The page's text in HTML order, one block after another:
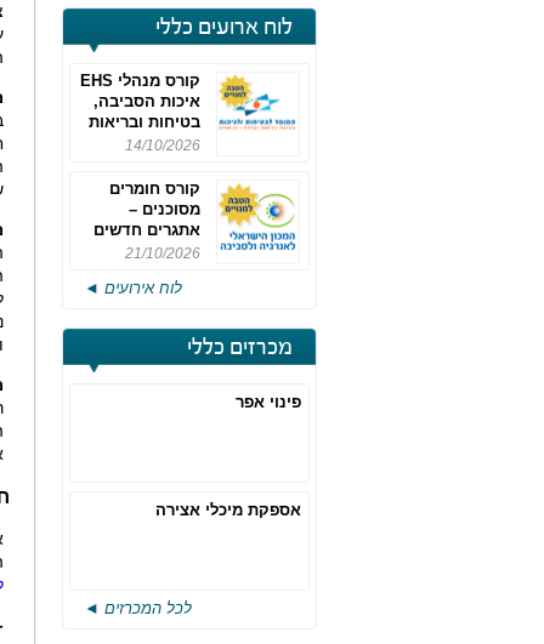
לוח ארועים כללי
קורס מנהלי EHS
איכות הסביבה,
בטיחות ובריאות
תעסוקתית
14/10/2026
קורס חומרים
מסוכנים –
אתגרים חדשים
והערכות לחוק
מחזור 4
21/10/2026
לוח אירועים ◄
מכרזים כללי
פינוי אפר
אספקת מיכלי אצירה
לכל המכרזים ◄